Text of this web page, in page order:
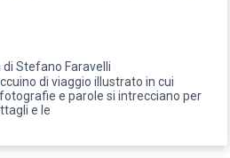
di Stefano Faravelli
di viaggio illustrato in cui
e parole si intrecciano per
e le